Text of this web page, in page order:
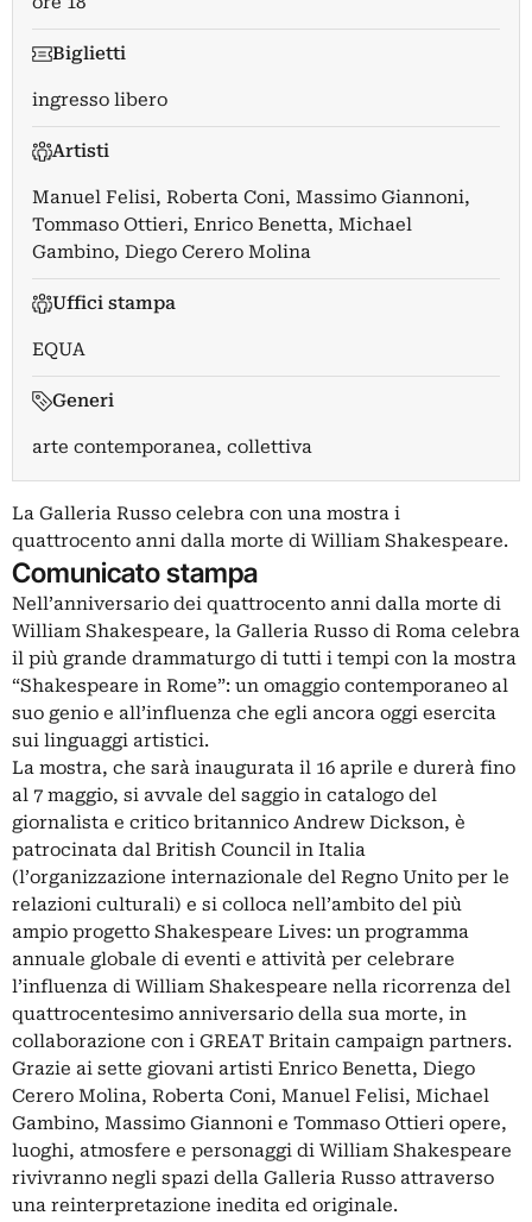
Biglietti
ingresso libero
Artisti
Manuel Felisi, Roberta Coni, Massimo Giannoni,
Tommaso Ottieri, Enrico Benetta, Michael
Gambino, Diego Cerero Molina
Uffici stampa
EQUA
Generi
arte contemporanea, collettiva
La Galleria Russo celebra con una mostra i
quattrocento anni dalla morte di William Shakespeare.
Comunicato stampa
Nell’anniversario dei quattrocento anni dalla morte di
William Shakespeare, la Galleria Russo di Roma celebra
il più grande drammaturgo di tutti i tempi con la mostra
“Shakespeare in Rome”: un omaggio contemporaneo al
suo genio e all’influenza che egli ancora oggi esercita
sui linguaggi artistici.
La mostra, che sarà inaugurata il 16 aprile e durerà fino
al 7 maggio, si avvale del saggio in catalogo del
giornalista e critico britannico Andrew Dickson, è
patrocinata dal British Council in Italia
(l’organizzazione internazionale del Regno Unito per le
relazioni culturali) e si colloca nell’ambito del più
ampio progetto Shakespeare Lives: un programma
annuale globale di eventi e attività per celebrare
l’influenza di William Shakespeare nella ricorrenza del
quattrocentesimo anniversario della sua morte, in
collaborazione con i GREAT Britain campaign partners.
Grazie ai sette giovani artisti Enrico Benetta, Diego
Cerero Molina, Roberta Coni, Manuel Felisi, Michael
Gambino, Massimo Giannoni e Tommaso Ottieri opere,
luoghi, atmosfere e personaggi di William Shakespeare
rivivranno negli spazi della Galleria Russo attraverso
una reinterpretazione inedita ed originale.